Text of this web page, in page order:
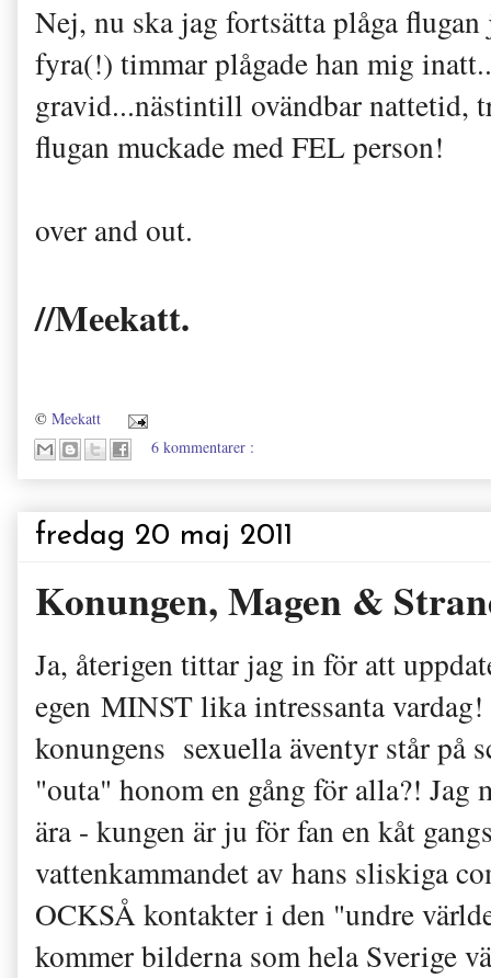
Nej, nu ska jag fortsätta plåga
fyra(!) timmar plågade han mig
gravid...nästintill ovändbar nattetid,
flugan muckade med FEL person!
over and out.
//Meekatt.
© Meekatt
6 kommentarer :
fredag 20 maj 2011
Konungen, Magen &
Ja, återigen tittar jag in för att
egen MINST lika intressanta
konungens sexuella äventyr står på
"outa" honom en gång för alla?!
ära - kungen är ju för fan en kåt
vattenkammandet av hans sliskiga
OCKSÅ kontakter i den "undre
kommer bilderna som hela Sverige